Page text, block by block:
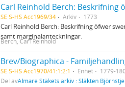
Carl Reinhold Berch: Beskrifning
SE S-HS Acc1969/34 Arkiv 1773
Carl Reinhold Berch: Beskrifning öfwer
samt marginalanteckningar.
Berch, Carl Reinhold
Brev/Biographica -
SE S-HS Acc1970/41:1:2:1 Enhet
1779-
Del avAlmare Stäkets arkiv : Släkten